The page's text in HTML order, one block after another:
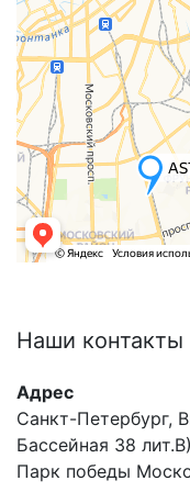
Наши контакты
Адрес
Санкт-Петербург,
Бассейная 38 лит.В)
Парк победы